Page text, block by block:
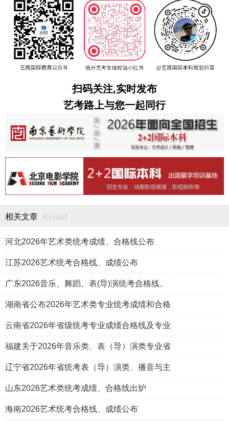
扫码关注,实时发布
艺考路上与您一起同行
相关文章 Related
河北2026年艺术类统考成绩、合格线公布
江苏2026艺术统考合格线、成绩公布
广东2026音乐、舞蹈、表(导)演统考合格线、
湖南省公布2026年艺术类专业统考成绩和合格
云南省2026年省级统考专业成绩合格线及专业
福建关于2026年音乐类、表（导）演类专业省
辽宁省2026年省统考表（导）演类、播音与主
山东2026艺术类统考成绩、合格线出炉
海南2026艺术统考合格线、成绩公布